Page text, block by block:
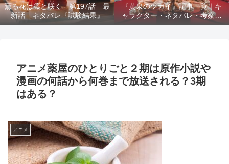
薫る花は凛と咲く 第197話 最
新話 ネタバレ『試験結果』
『黄泉のツガイ』記事一覧｜キ
ャラクター・ネタバレ・考察・
死亡キャラまとめ【完全ガイ
アニメ薬屋のひとりごと２期は原作小説や
漫画の何話から何巻まで放送される？3期
はある？
アニメ